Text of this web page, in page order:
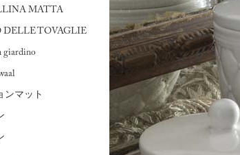
MATTA
DELLE TOVAGLIE
giardino
ンマット